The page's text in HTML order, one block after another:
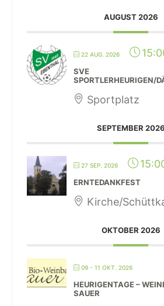
AUGUST 2026
22 AUG. 2026
SVE
SPORTLERHEURIGEN/
Sportplatz
SEPTEMBER 2026
27 SEP. 2026
ERNTEDANKFEST
Kirche/
OKTOBER 2026
09 - 11 OKT. 2026
HEURIGENTAGE –
SAUER